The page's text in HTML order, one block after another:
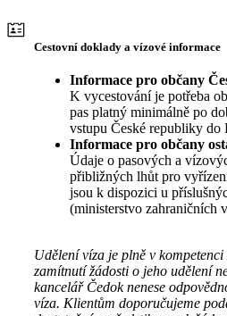
Cestovní doklady a vízové informace
Informace pro občany
K vycestování je potřeba
pas platný minimálně po
vstupu České republiky do
Informace pro občany
Údaje o pasových a
přibližných lhůt pro
jsou k dispozici u
(ministerstvo zahraničních
Udělení víza je plně v
zamítnutí žádosti o jeho udělení
kancelář Čedok nenese
víza. Klientům doporučujeme